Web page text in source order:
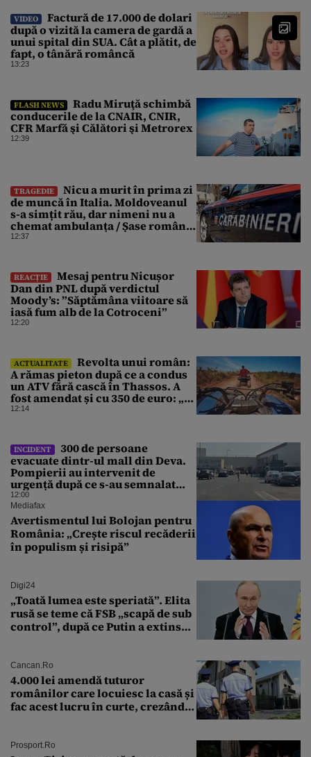
VIDEO
Factură de 17.000 de dolari
după o vizită la camera de gardă a
unui spital din SUA. Cât a plătit, de
fapt, o tânără româncă
13:23
FLASH NEWS
Radu Miruţă schimbă
conducerile de la CNAIR, CNIR,
CFR Marfă şi Călători şi Metrorex
12:39
TRAGEDIE
Nicu a murit în prima zi
de muncă în Italia. Moldoveanul
s-a simțit rău, dar nimeni nu a
chemat ambulanța / Șase români,
anchetați
12:37
REACȚIE
Mesaj pentru Nicușor
Dan din PNL după verdictul
Moody’s: ”Săptămâna viitoare să
iasă fum alb de la Cotroceni”
12:20
ACTUALITATE
Revolta unui român:
A rămas pieton după ce a condus
un ATV fără cască în Thassos. A
fost amendat și cu 350 de euro: „Vi
se pare normal?”
12:14
INCIDENT
300 de persoane
evacuate dintr-ul mall din Deva.
Pompierii au intervenit de
urgență după ce s-au semnalat
degajări mari de fum
12:00
Mediafax
Avertismentul lui Bolojan pentru
România: „Crește riscul recăderii
în populism și risipă”
Digi24
„Toată lumea este speriată”. Elita
rusă se teme că FSB „scapă de sub
control”, după ce Putin a extins
Cancan.ro
4.000 lei amendă tuturor
românilor care locuiesc la casă și
fac acest lucru în curte, crezând
Prosport.ro